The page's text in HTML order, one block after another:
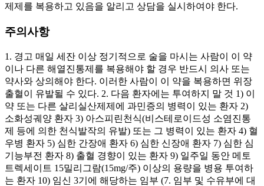
제제를 복용하고 있음을 알리고 상담을 실시하여야 한다.
주의사항
1. 경고 매일 세잔 이상 정기적으로 술을 마시는 사람이 이 약
이나 다른 해열진통제를 복용해야 할 경우 반드시 의사 또는
약사와 상의해야 한다. 이러한 사람이 이 약을 복용하면 위장
출혈이 유발될 수 있다. 2. 다음 환자에는 투여하지 말 것 1) 이
약 또는 다른 살리실산제제에 과민증의 병력이 있는 환자 2)
소화성궤양 환자 3) 아스피린천식(비스테로이드성 소염진통
제 등에 의한 천식발작의 유발) 또는 그 병력이 있는 환자 4) 혈
우병 환자 5) 심한 간장애 환자 6) 심한 신장애 환자 7) 심한 심
기능부전 환자 8) 출혈 경향이 있는 환자 9) 일주일 동안 메토
트렉세이트 15밀리그람(15mg/주) 이상의 용량을 병용 투여하
는 환자 10) 임신 3기에 해당하는 임부 (7. 임부 및 수유부에 대